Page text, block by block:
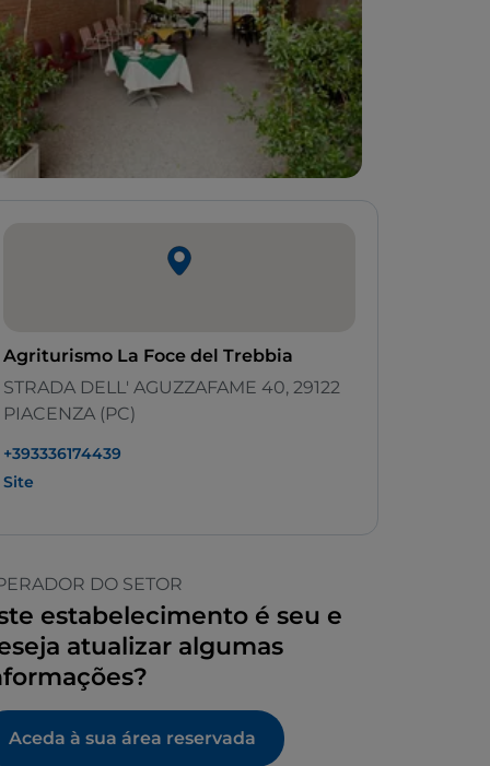
Agriturismo La Foce del Trebbia
STRADA DELL' AGUZZAFAME 40, 29122
PIACENZA (PC)
+393336174439
Site
DO SETOR
estabelecimento é seu e
atualizar algumas
Aceda à sua área reservada